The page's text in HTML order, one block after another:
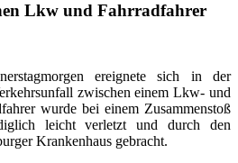
Lkw und Fahrradfahrer
ereignete sich in der
zwischen einem Lkw- und
wurde bei einem Zusammenstoß
leicht verletzt und durch den
Krankenhaus gebracht.